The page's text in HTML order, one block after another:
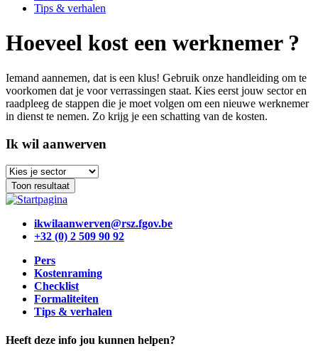
Tips & verhalen
Hoeveel kost een werknemer ?
Iemand aannemen, dat is een klus! Gebruik onze handleiding om te
voorkomen dat je voor verrassingen staat. Kies eerst jouw sector en
raadpleeg de stappen die je moet volgen om een nieuwe werknemer
in dienst te nemen. Zo krijg je een schatting van de kosten.
Ik wil aanwerven
Toon resultaat
ikwilaanwerven@rsz.fgov.be
+32 (0) 2 509 90 92
Pers
Kostenraming
Checklist
Formaliteiten
Tips & verhalen
Heeft deze info jou kunnen helpen?